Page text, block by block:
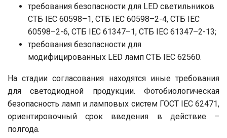
требования безопасности для LED светильников
СТБ IEC 60598–1, СТБ IEC 60598–2-4, СТБ IEC
60598–2-6, СТБ IEC 61347–1, СТБ IEC 61347–2-13;
требования безопасности для
модифицированных LED ламп СТБ IEC 62560.
На стадии согласования находятся иные требования
для светодиодной продукции. Фотобиологическая
безопасность ламп и ламповых систем ГОСТ IEC 62471,
ориентировочный срок введения в действие –
полгода.